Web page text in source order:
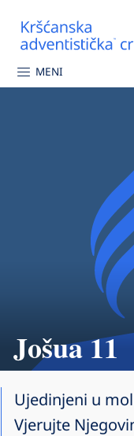
MENI
Jošua 11
Ujedinjeni u
Vjerujte